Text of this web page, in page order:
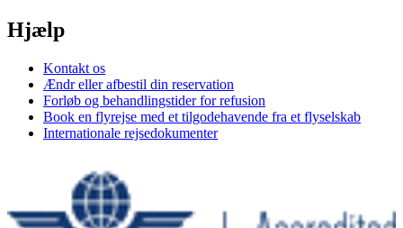
Hjælp
Kontakt os
Ændr eller afbestil din reservation
Forløb og behandlingstider for refusion
Book en flyrejse med et tilgodehavende fra et flyselskab
Internationale rejsedokumenter